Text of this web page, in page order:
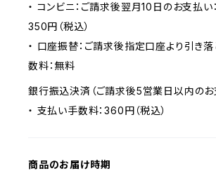
・ コンビニ：ご請求後翌月10日のお支払い
350円（税込）
・ 口座振替：ご請求後指定口座より引き落
数料：無料
銀行振込決済（ご請求後5営業日以内のお
・ 支払い手数料：360円（税込）
商品のお届け時期